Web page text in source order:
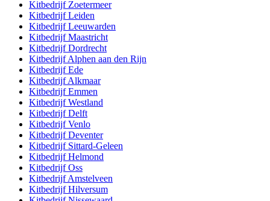
Kitbedrijf Zoetermeer
KitbedrijfLeiden
KitbedrijfLeeuwarden
KitbedrijfMaastricht
KitbedrijfDordrecht
KitbedrijfAlphen aan den Rijn
KitbedrijfEde
KitbedrijfAlkmaar
KitbedrijfEmmen
KitbedrijfWestland
KitbedrijfDelft
KitbedrijfVenlo
KitbedrijfDeventer
Kitbedrijf Sittard-Geleen
KitbedrijfHelmond
KitbedrijfOss
KitbedrijfAmstelveen
KitbedrijfHilversum